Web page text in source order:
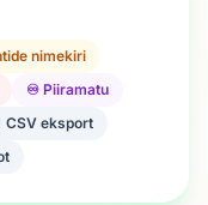
nimekiri
♾️ Piiramatu
CSV eksport